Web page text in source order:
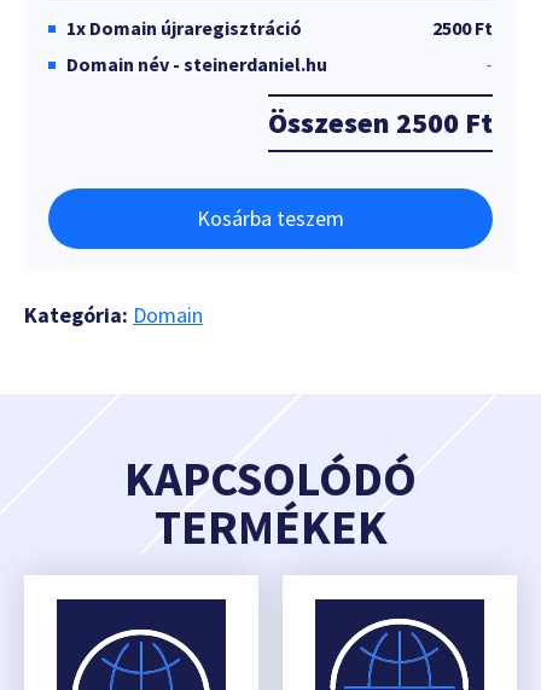
1x Domain újraregisztráció
2500 Ft
Domain név - steinerdaniel.hu
-
Összesen 2500 Ft
Kosárba teszem
Kategória: Domain
KAPCSOLÓDÓ
TERMÉKEK